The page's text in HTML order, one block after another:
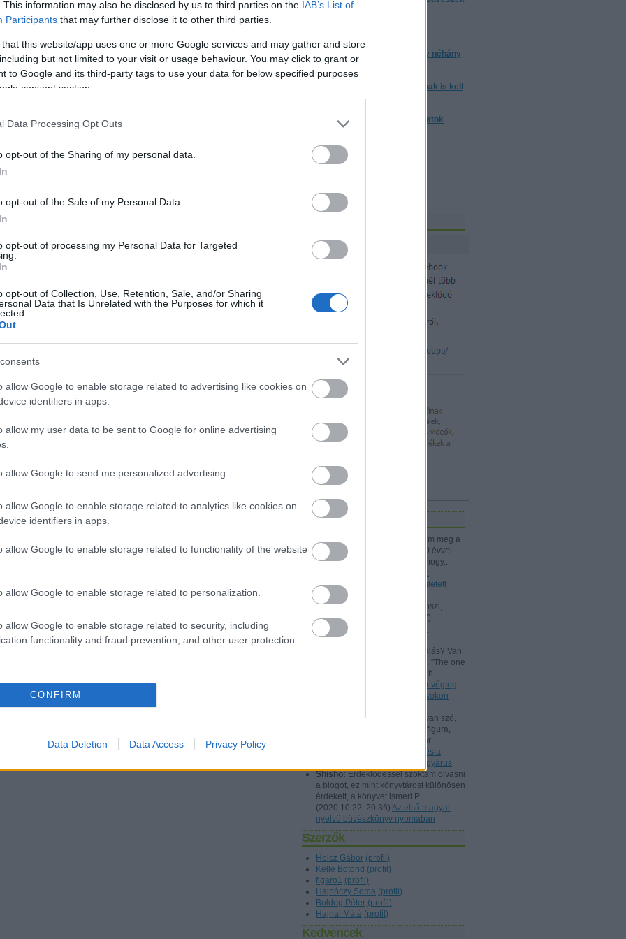
This information may also be disclosed by us to third parties on the IAB’s List of
Participants that may further disclose it to other third parties.
that this website/app uses one or more Google services and may gather and store
but not limited to your visit or usage behaviour. You may click to grant or
to Google and its third-party tags to use your data for below specified purposes
consent section.
Data Processing Opt Outs
opt-out of the Sharing of my personal data.
opt-out of the Sale of my Personal Data.
opt-out of processing my Personal Data for Targeted
opt-out of Collection, Use, Retention, Sale, and/or Sharing
Data that Is Unrelated with the Purposes for which it
allow Google to enable storage related to advertising like cookies on
identifiers in apps.
allow my user data to be sent to Google for online advertising
allow Google to send me personalized advertising.
allow Google to enable storage related to analytics like cookies on
identifiers in apps.
allow Google to enable storage related to functionality of the website
allow Google to enable storage related to personalization.
allow Google to enable storage related to security, including
functionality and fraud prevention, and other user protection.
CONFIRM
Data Deletion Data Access Privacy Policy
a trükkjeiket?
Az a bizonyos 10 000 óra, avagy néhány
gondolat a gyakorlásról
Nem elég ártatlannak lenni. Annak is kell
tűnni
Tanulj trükköt! - trükkmagyarázatok
bűvészeket keres!
A bűvészet hete
Friss topikok
Nagymamámtól kaptam meg a
25 Kártyatrükköt, amit ő kb. 20 évvel
korábban vehetett. (Jó tudni, hogy...
A Rodolfo
bűvészdobozok - 110 éve született
Rodolfo
Kelle Botond:
@Omcsesz: Köszi,
javítottam.
2024.06.18. 10:17)
Beszámoló a bűvész Európa-
bajnokságról - FISM 2024
@Kelle Botond: És, csalás? Van
tudományos magyarázat erre: "The one
he bent with me peering over h...
(2021.07.25. 19:15
Uri Geller végleg
"megtért": bűvészkongresszusokon
Shisho:Szerintem itt is arról van szó,
hogy egy ennyire kidolgozott figura,
brand esetén fontos, hogy már...
Rodolfo és a
Dunából kimentett kínai gyöngyárus
Shisho:Érdeklődéssel szoktam olvasni
a blogot, ez mint könyvtárost különösen
érdekelt, a könyvet ismeri P...
(2020.10.22. 20:36) Az első magyar
nyelvű bűvészkönyv nyomában
Szerzők
Holcz Gábor (profil )
Kelle Botond (profil )
figaro1 (profil )
Hajnóczy Soma (profil )
Boldog Péter (profil )
Hajnal Máté (profil )
Kedvencek
a…
»
Nélkül
Noah Wyle-ok. Namost ennek ugye nem sok értelme van.
fontos és HASZNOS: Létrejött a Bűvészek Határok Nélkül.
meg hasonló hülyeségeket visznek a…
»
2018 Kelle Botond-BűvészMűsor.hu
SÜTI BEÁLLÍTÁSOK MÓDOSÍTÁSA